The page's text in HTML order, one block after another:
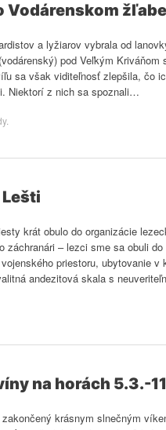
Vodárenskom
a lyžiarov vybrala od
pod Veľkým
sa však viditeľnosť zlepšila, čo
Niektorí z nich sa spoznali…
.
krát obulo do organizácie
záchranári – lezci sme sa obuli
priestoru, ubytovanie
andezitová skala s
na horách 5.3.-
krásnym slnečným